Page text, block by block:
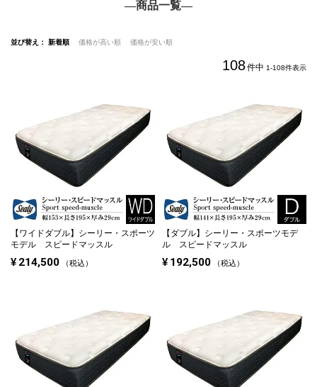
―商品一覧―
並び替え 新着順 価格が高い順 価格が安い順
108件中 1-108件表示
【ワイドダブル】 シーリー・スポーツ
モデル スピードマッスル
¥ 214,500 税込
【ダブル】 シーリー・スポーツモデ
ル スピードマッスル
¥ 192,500 税込